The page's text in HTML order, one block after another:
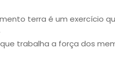
terra é um exercício
trabalha a força dos